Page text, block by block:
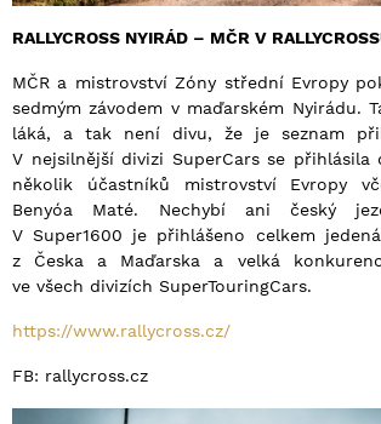
RALLYCROSS NYIRÁD – MČR V
MČR a mistrovství Zóny střední Evropy
sedmým závodem v maďarském Nyirádu.
láká, a tak není divu, že je seznam
V nejsilnější divizi SuperCars se přihlásila
několik účastníků mistrovství Evropy
Benyóa Maté. Nechybí ani český
V Super1600 je přihlášeno celkem
z Česka a Maďarska a velká
ve všech divizích SuperTouringCars.
https://www.rallycross.cz/
FB: rallycross.cz